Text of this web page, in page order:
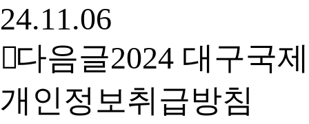
24.11.06
다음글2024 대구국
개인정보취급방침